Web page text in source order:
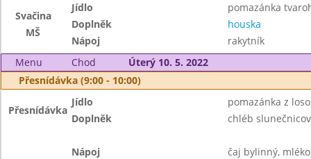
Svačina
MŠ
Jídlo
pomazánka
Doplněk
houska
Nápoj
rakytník
Menu
Chod
Úterý 10. 5. 2022
Přesnídávka (9:00 - 10:00)
Přesnídávka
Jídlo
pomazánka z
Doplněk
chléb
Nápoj
čaj bylinný, mléko